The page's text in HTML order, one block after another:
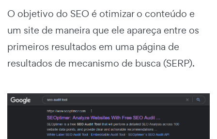
O objetivo do SEO é otimizar o conteúdo e
um site de maneira que ele apareça entre os
primeiros resultados em uma página de
resultados de mecanismo de busca (SERP).